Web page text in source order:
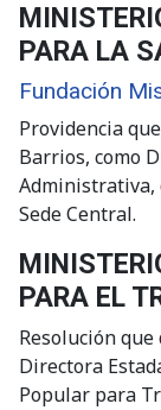
PARA LA
Fundación
Providencia
Barrios, como
Administrativa,
Sede Central.
PARA EL
Resolución que
Directora
Popular para